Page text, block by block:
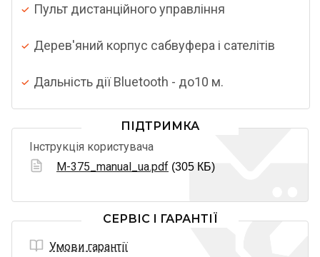
Пульт дистанційного управління
Дерев'яний корпус сабвуфера і сателітів
Дальність дії Bluetooth - до10 м.
ПІДТРИМКА
Інструкція користувача
M-375_manual_ua.pdf (305 КБ)
СЕРВІС І ГАРАНТІЇ
Умови гарантії